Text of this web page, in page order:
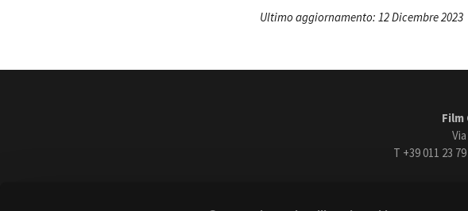
Ultimo aggiornamento: 12 Dicembre 2023
T +39 011 23